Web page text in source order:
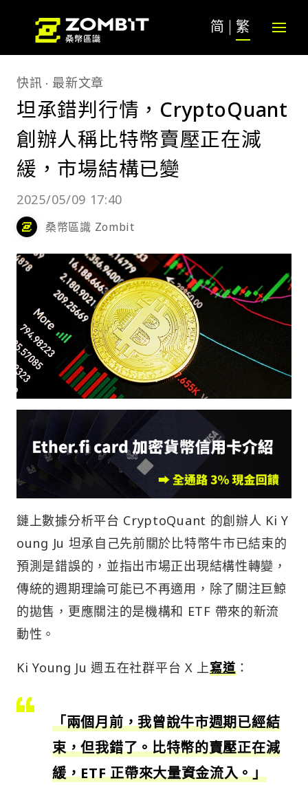
简 繁
快訊 最新文章
坦承錯判行情，CryptoQuant
創辦人稱比特幣賣壓正在減
緩，市場結構已變
2025/05/09 17:40
桑幣區識 Zombit
鏈上數據分析平台 CryptoQuant 的創辦人 Ki Y
oung Ju 坦承自己先前關於比特幣牛市已結束的
預測是錯誤的，並指出市場正出現結構性轉變，
傳統的週期理論可能已不再適用，除了關注巨鯨
的拋售，更應關注的是機構和 ETF 帶來的新流
動性。
Ki Young Ju 週五在社群平台 X 上寫道：
「兩個月前，我曾說牛市週期已經結
束，但我錯了。比特幣的賣壓正在減
緩，ETF 正帶來大量資金流入。」